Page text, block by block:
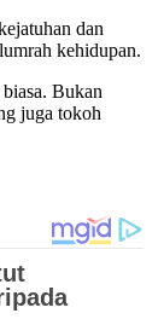
dan
kehidupan.
Bukan
juga tokoh